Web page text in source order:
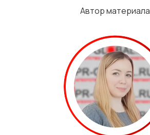
Автор материала